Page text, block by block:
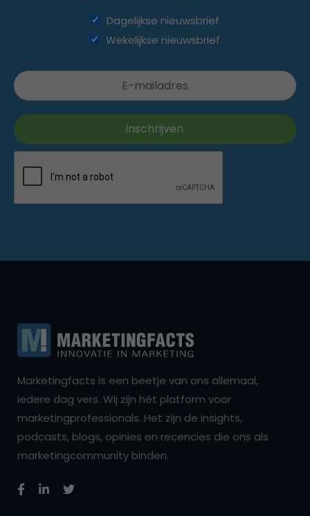
Dagelijkse nieuwsbrief
Wekelijkse nieuwsbrief
Marketingfacts is een beetje van ons allemaal,
iedere dag vers. Wij zijn hét platform voor
marketingprofessionals. Het zijn de insights,
podcasts, blogs, opinies en recencies die ons als
marketingcommunity binden.